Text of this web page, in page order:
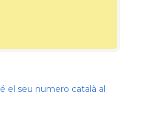
el seu numero català al